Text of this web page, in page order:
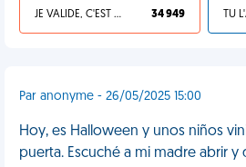
JE VALIDE, C'EST UNE VDM 34 949
Par anonyme - 26/05/2025 15:00
Hoy, es Halloween y unos niños
puerta. Escuché a mi madre abrir y